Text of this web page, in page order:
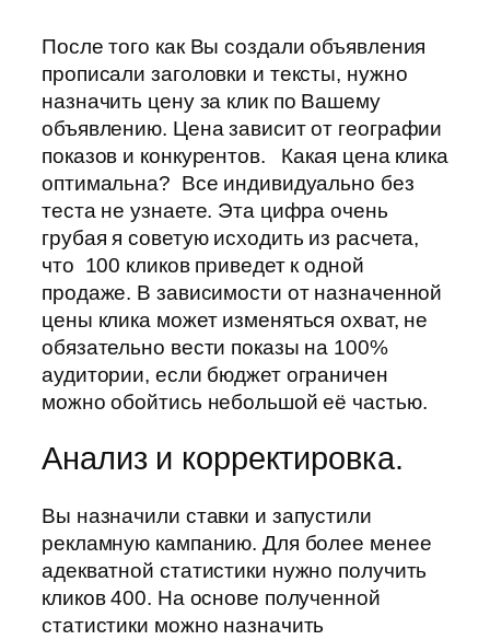
После того как Вы создали объявления
прописали заголовки и тексты, нужно
назначить цену за клик по Вашему
объявлению. Цена зависит от географии
показов и конкурентов. Какая цена клика
оптимальна? Все индивидуально без
теста не узнаете. Эта цифра очень
грубая я советую исходить из расчета,
что 100 кликов приведет к одной
продаже. В зависимости от назначенной
цены клика может изменяться охват, не
обязательно вести показы на 100%
аудитории, если бюджет ограничен
можно обойтись небольшой её частью.
Анализ и корректировка.
Вы назначили ставки и запустили
рекламную кампанию. Для более менее
адекватной статистики нужно получить
кликов 400. На основе полученной
статистики можно назначить